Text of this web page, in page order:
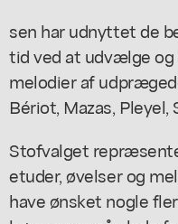
sen har udnyttet de
tid ved at udvælge
melodier af
Bériot, Mazas,
Stofvalget
etuder, øvelser og
have ønsket nogle